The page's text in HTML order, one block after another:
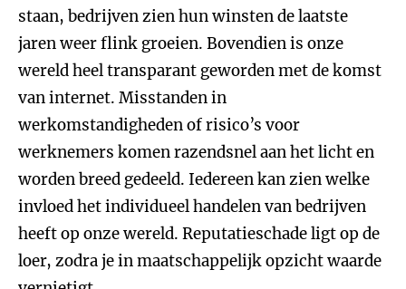
staan, bedrijven zien hun winsten de laatste
jaren weer flink groeien. Bovendien is onze
wereld heel transparant geworden met de komst
van internet. Misstanden in
werkomstandigheden of risico’s voor
werknemers komen razendsnel aan het licht en
worden breed gedeeld. Iedereen kan zien welke
invloed het individueel handelen van bedrijven
heeft op onze wereld. Reputatieschade ligt op de
loer, zodra je in maatschappelijk opzicht waarde